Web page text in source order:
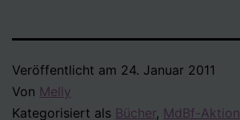
Veröffentlicht am 24. Januar 2011
Von Melly
Kategorisiert als Bücher, MdBf-Aktion